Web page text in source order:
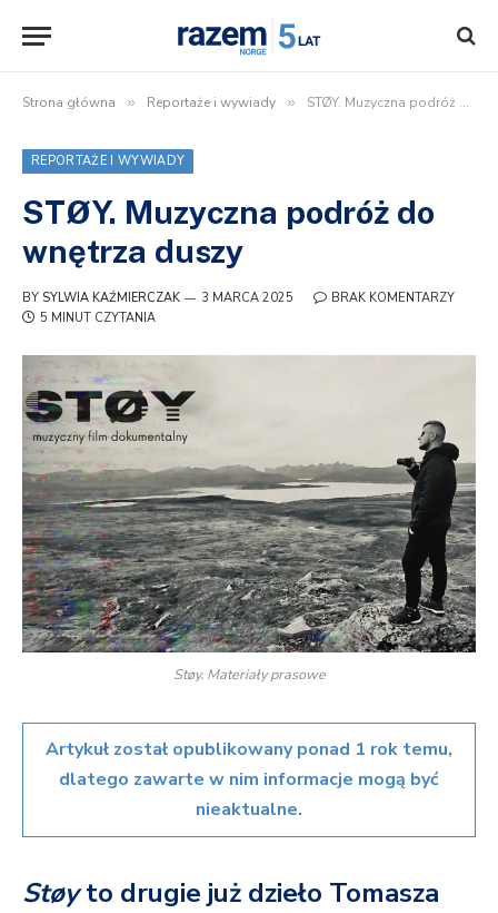
Strona główna » Reportaże i wywiady » STØY. Muzyczna podróż do wnętrza duszy
REPORTAŻE I WYWIADY
STØY. Muzyczna podróż do
wnętrza duszy
BY SYLWIA KAŹMIERCZAK 3 MARCA 2025
BRAK KOMENTARZY
5 MINUT CZYTANIA
Støy. Materiały prasowe
Artykuł został opublikowany ponad 1 rok temu,
dlatego zawarte w nim informacje mogą być
nieaktualne.
Støyto drugie już dzieło Tomasza